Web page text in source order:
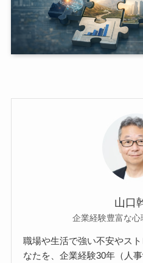
山口
企業経験豊富な
職場や生活で強い不安やス
なたを、企業経験30年（人